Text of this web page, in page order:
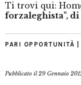
Ti trovi qui:
forzaleghista",
PARI OPPORTUNITÀ
Pubblicato il29 Gennaio